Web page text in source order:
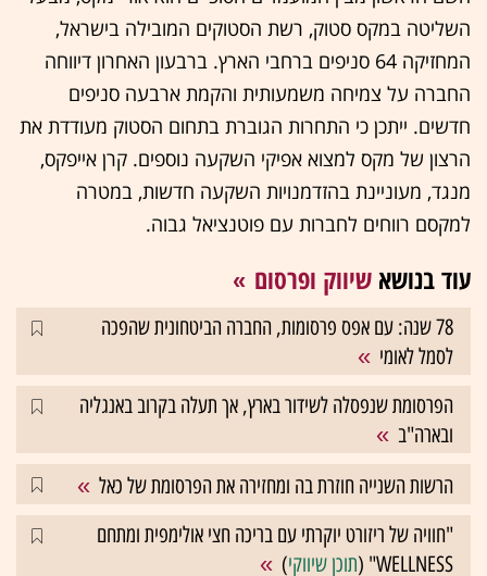
השליטה במקס סטוק, רשת הסטוקים המובילה בישראל,
המחזיקה 64 סניפים ברחבי הארץ. ברבעון האחרון דיווחה
החברה על צמיחה משמעותית והקמת ארבעה סניפים
חדשים. ייתכן כי התחרות הגוברת בתחום הסטוק מעודדת את
הרצון של מקס למצוא אפיקי השקעה נוספים. קרן אייפקס,
מנגד, מעוניינת בהזדמנויות השקעה חדשות, במטרה
למקסם רווחים לחברות עם פוטנציאל גבוה.
עוד בנושא שיווק ופרסום
78 שנה: עם אפס פרסומות, החברה הביטחונית שהפכה
לסמל לאומי
הפרסומת שנפסלה לשידור בארץ, אך תעלה בקרוב באנגליה
ובארה"ב
הרשות השנייה חוזרת בה ומחזירה את הפרסומת של כאל
"חוויה של ריזורט יוקרתי עם בריכה חצי אולימפית ומתחם
WELLNESS" (
תוכן שיווקי)